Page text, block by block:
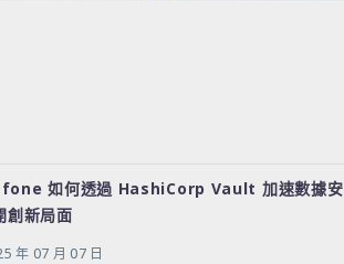
如何透過 HashiCorp Vault 加速數據安
創新局面
年 07 月 07 日